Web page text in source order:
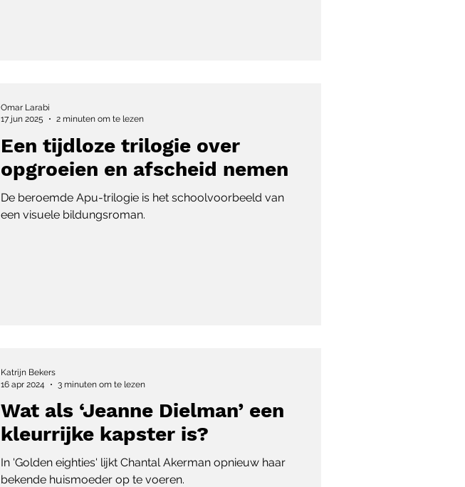
Een tijdloze trilogie over
opgroeien en afscheid nemen
De beroemde Apu-trilogie is het schoolvoorbeeld van
een visuele bildungsroman.
Omar Larabi
17 jun 2025
2 minuten om te lezen
Wat als ‘Jeanne Dielman’ een
kleurrijke kapster is?
In 'Golden eighties' lijkt Chantal Akerman opnieuw haar
bekende huismoeder op te voeren.
Katrijn Bekers
16 apr 2024
3 minuten om te lezen